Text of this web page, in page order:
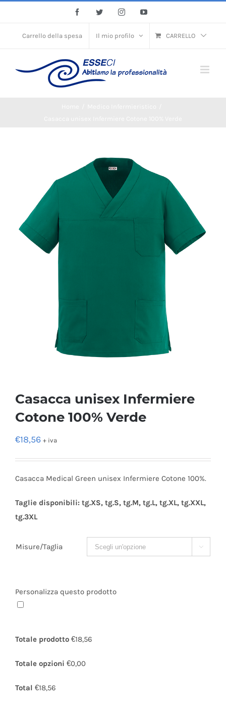
content
FacebookTwitter InstagramYouTube
Carrello della spesa Il mio profilo CARRELLO
Casacca unisex Infermiere
Cotone 100% Verde
€18,56 + iva
Casacca Medical Green unisex Infermiere Cotone 100%.
Taglie disponibili: tg.XS, tg.S, tg.M, tg.L, tg.XL, tg.XXL,
tg.3XL
Misure/Taglia 
Personalizza questo prodotto
Totale prodotto €18,56
Totale opzioni €0,00
Total €18,56